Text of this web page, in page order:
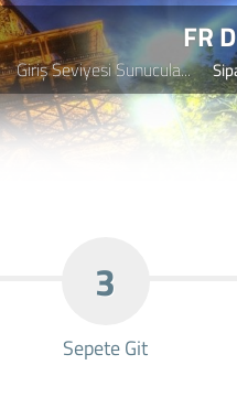
FR
Giriş Seviyesi Sunucula...
3
Sepete Git